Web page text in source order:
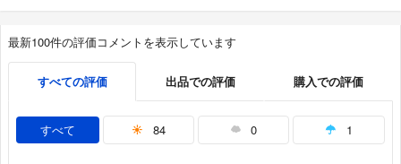
最新100件の評価コメントを表示しています
すべての評価 出品での評価 購入での評価
すべて 84 0 1